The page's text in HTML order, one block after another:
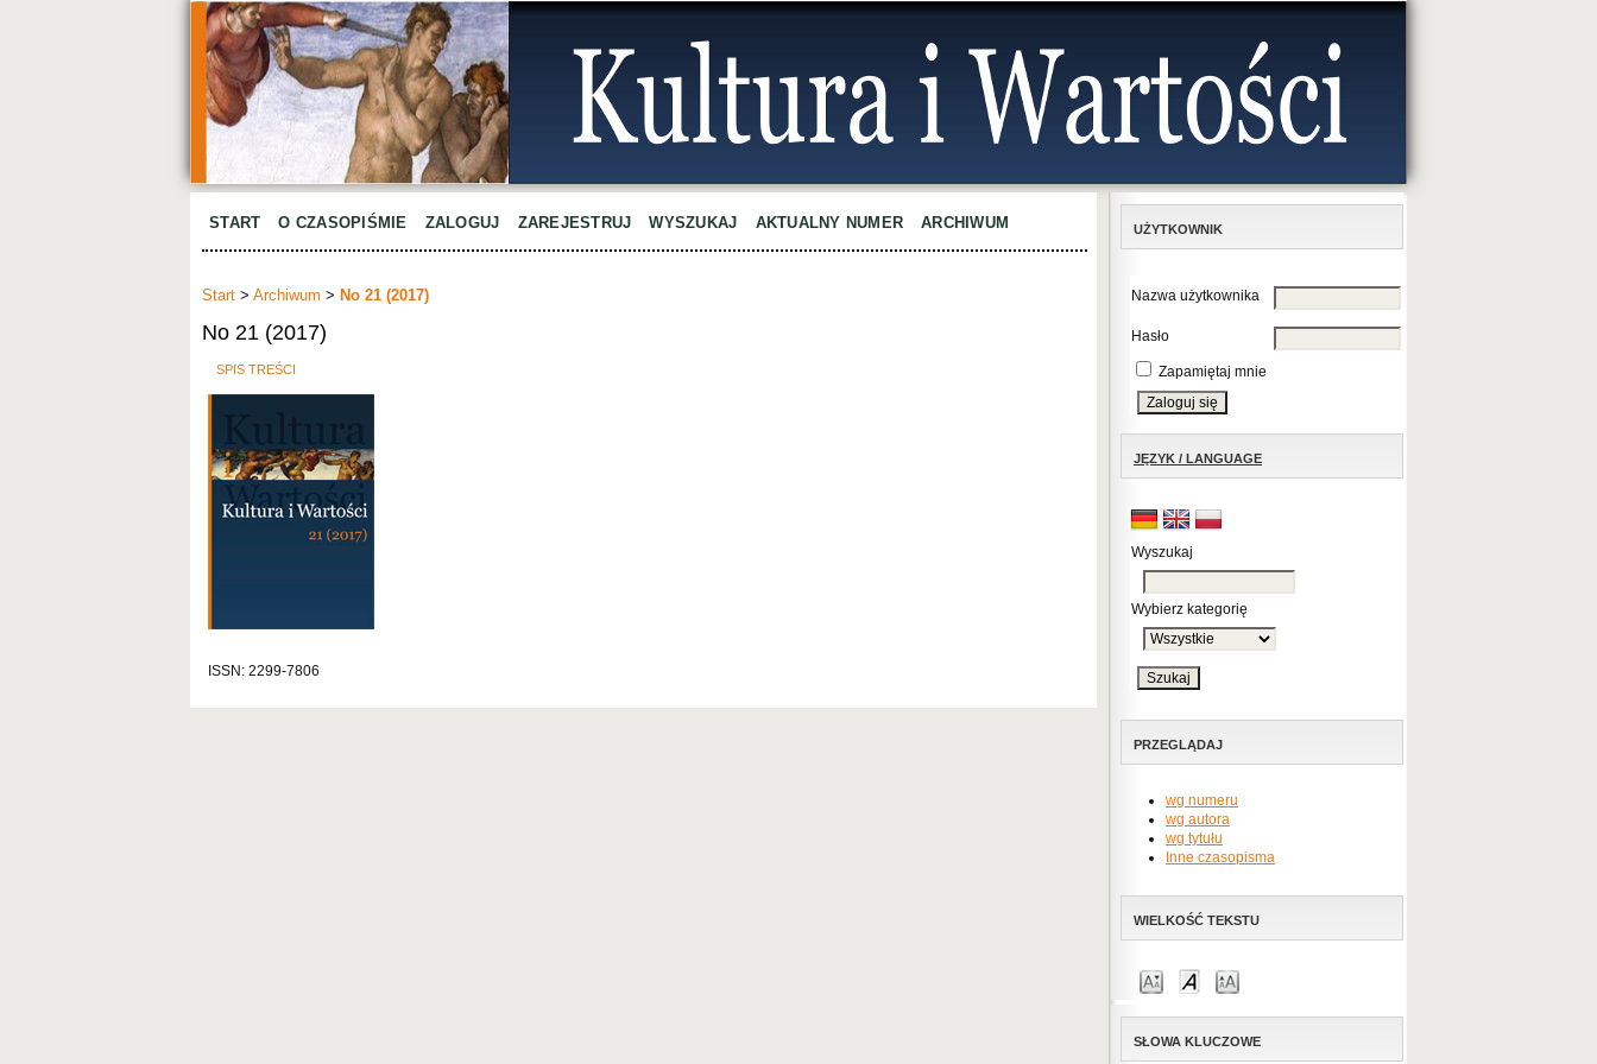
UŻYTKOWNIK
Nazwa użytkownika
Hasło
Zapamiętaj mnie
JĘZYK / LANGUAGE
Wyszukaj
Wybierz kategorię
PRZEGLĄDAJ
wg numeru
wg autora
wg tytułu
Inne czasopisma
WIELKOŚĆ TEKSTU
SŁOWA KLUCZOWE
START O CZASOPIŚMIE ZALOGUJ ZAREJESTRUJ WYSZUKAJ AKTUALNY NUMER ARCHIWUM
Start > Archiwum > No 21 (2017)
No 21 (2017)
SPIS TREŚCI
ISSN: 2299-7806